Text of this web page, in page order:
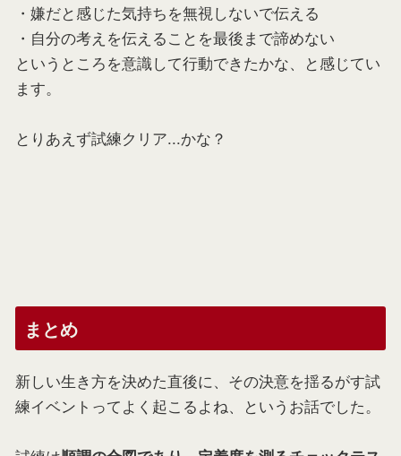
・嫌だと感じた気持ちを無視しないで伝える
・自分の考えを伝えることを最後まで諦めない
というところを意識して行動できたかな、と感じてい
ます。
とりあえず試練クリア...かな？
まとめ
新しい生き方を決めた直後に、その決意を揺るがす試
練イベントってよく起こるよね、というお話でした。